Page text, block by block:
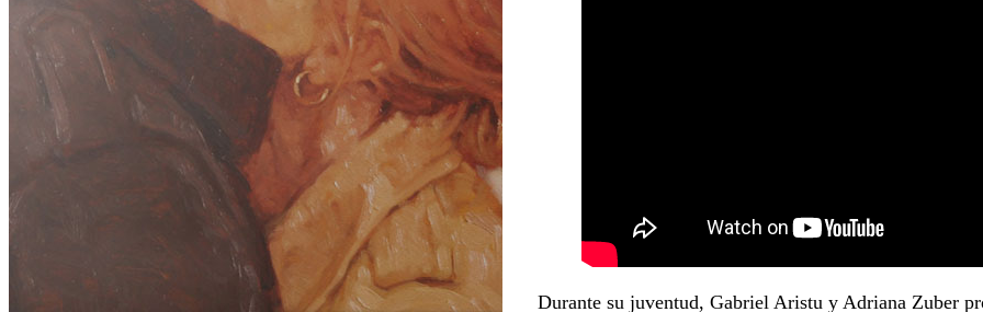
Durante su juventud, Gabriel Aristu y Adriana Zuber